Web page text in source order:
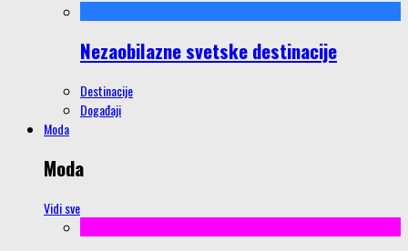
Nezaobilazne svetske destinacije
Destinacije
Događaji
Moda
Moda
Vidi sve